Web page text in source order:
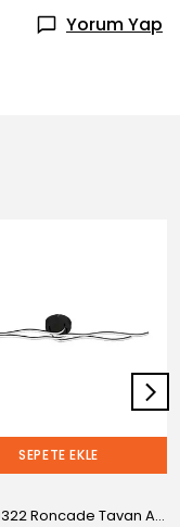
Yorum Yap
SEPETE EKLE
Eglo 99322 Roncade Tavan Armatürü